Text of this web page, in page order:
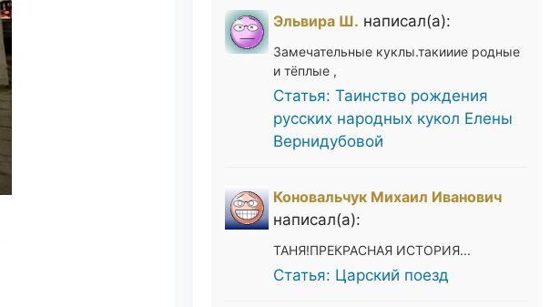
Эльвира Ш. написал(а):
Замечательные куклы.такииие родные
и тёплые ,
Статья: Таинство рождения
русских народных кукол Елены
Вернидубовой
Коновальчук Михаил Иванович
написал(а):
ТАНЯ!ПРЕКРАСНАЯ ИСТОРИЯ...
Статья: Царский поезд